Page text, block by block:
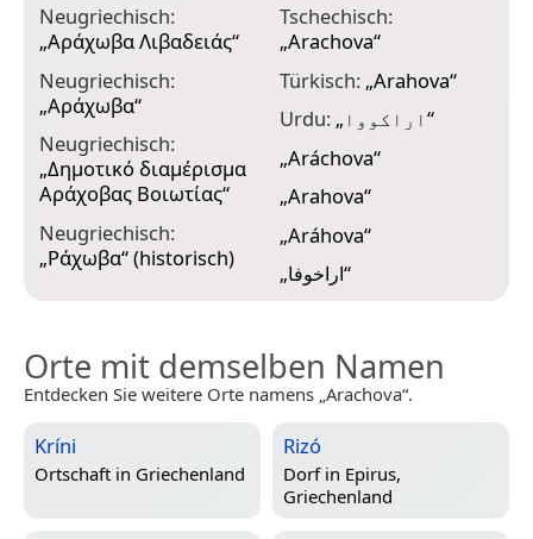
Neugriechisch:
„Αράχωβα Λιβαδειάς“
Neugriechisch:
„Αράχωβα“
Neugriechisch:
„Δημοτικό διαμέρισμα
Αράχοβας Βοιωτίας“
Neugriechisch:
„Ράχωβα“ (historisch)
Tschechisch:
„Arachova“
Türkisch: „Arahova“
Urdu: „ اراکووا“
„Aráchova“
„Arahova“
„Aráhova“
„اراخوفا“
Orte mit demselben Namen
Entdecken Sie weitere Orte namens „Arachova“.
Kríni
Ortschaft in Griechenland
Rizó
Dorf in Epirus,
Griechenland